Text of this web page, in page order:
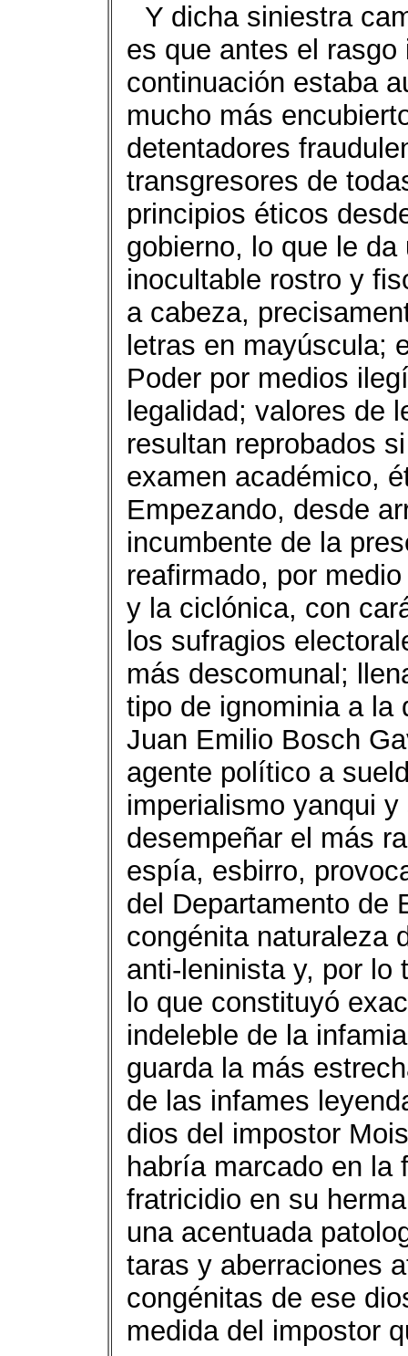
Y dicha siniestra
es que antes el
continuación estaba
mucho más
detentadores
transgresores de
principios éticos
gobierno, lo que le
inocultable rostro y
a cabeza,
letras en mayúscula;
Poder por medios
legalidad; valores de
resultan reprobados
examen académico,
Empezando, desde
incumbente de la
reafirmado, por
y la ciclónica, con
los sufragios
más descomunal;
tipo de ignominia a la
Juan Emilio Bosch
agente político a
imperialismo yanqui
desempeñar el más
espía, esbirro,
del Departamento de
congénita naturaleza
anti-leninista y, por lo
lo que constituyó
indeleble de la
guarda la más
de las infames
dios del impostor
habría marcado en la
fratricidio en su
una acentuada
taras y aberraciones
congénitas de ese
medida del impostor